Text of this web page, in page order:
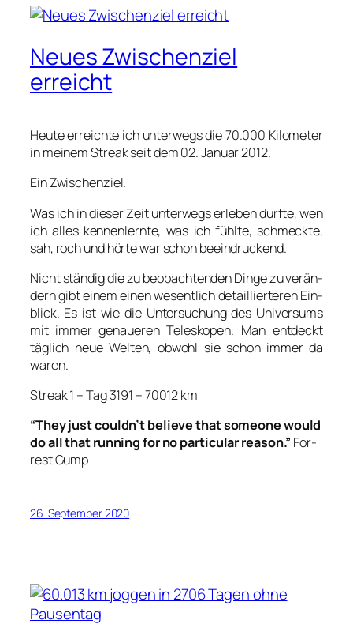
Neues Zwischenziel
erreicht
Heu­te erreich­te ich unter­wegs die 70.000 Kilo­me­ter
in mei­nem Streak seit dem 02. Janu­ar 2012.
Ein Zwi­schen­ziel.
Was ich in die­ser Zeit unter­wegs erle­ben durf­te, wen
ich alles ken­nen­lern­te, was ich fühl­te, schmeck­te,
sah, roch und hör­te war schon beein­dru­ckend.
Nicht stän­dig die zu beob­ach­ten­den Din­ge zu ver­än­
dern gibt einem einen wesent­lich detail­lier­te­ren Ein­
blick. Es ist wie die Unter­su­chung des Uni­ver­sums
mit immer genaue­ren Tele­sko­pen. Man ent­deckt
täg­lich neue Wel­ten, obwohl sie schon immer da
waren.
Streak 1 – Tag 3191 – 70012 km
“They just couldn’t belie­ve that someone would
do all that run­ning for no par­ti­cu­lar reason.” For­
rest Gump
26. September 2020